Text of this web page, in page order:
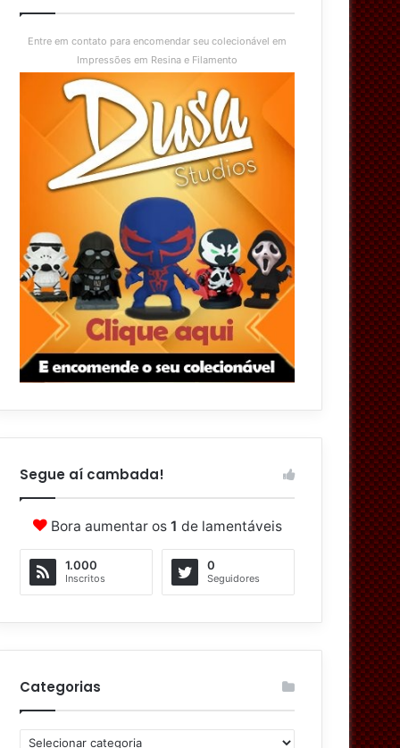
Entre em contato para encomendar seu colecionável em
Impressões em Resina e Filamento
Segue aí cambada!
Bora aumentar os 1 de lamentáveis
1.000
Inscritos
0
Seguidores
Categorias